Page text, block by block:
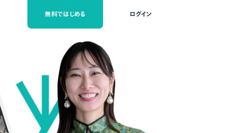
無料ではじめる ログイン